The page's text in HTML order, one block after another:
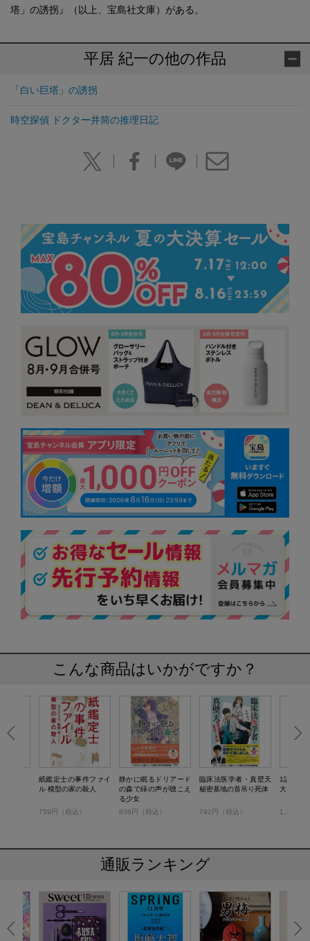
塔」の誘拐』（以上、宝島社文庫）がある。
平居 紀一の他の作品
「白い巨塔」の誘拐
時空探偵 ドクター井筒の推理日記
こんな商品はいかがですか？
紙鑑定士の事件ファイ
ル 模型の家の殺人
759円（税込）
静かに眠るドリアード
の森で緑の声が聴こえ
る少女
836円（税込）
臨床法医学者・真壁天
秘密基地の首吊り死体
792円（税込）
1話3分
大どんで
1,100円
通販ランキング